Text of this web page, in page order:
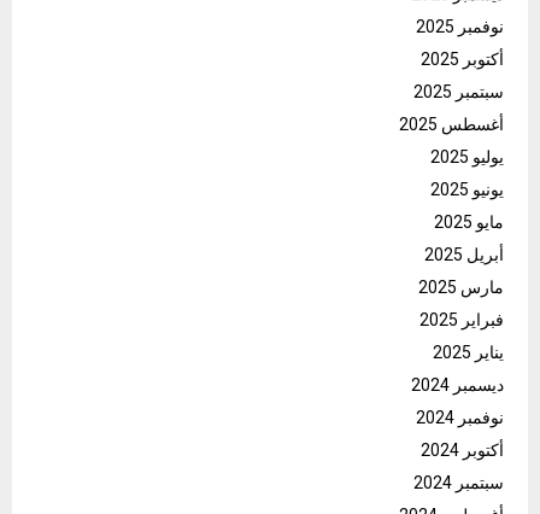
نوفمبر 2025
أكتوبر 2025
سبتمبر 2025
أغسطس 2025
يوليو 2025
يونيو 2025
مايو 2025
أبريل 2025
مارس 2025
فبراير 2025
يناير 2025
ديسمبر 2024
نوفمبر 2024
أكتوبر 2024
سبتمبر 2024